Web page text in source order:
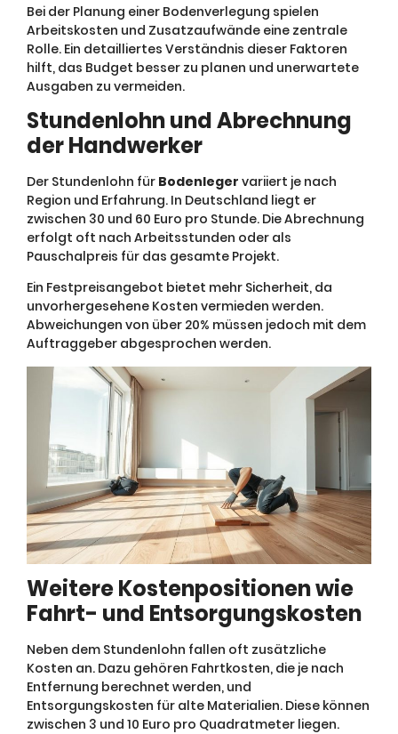
Bei der Planung einer Bodenverlegung spielen
Arbeitskosten und Zusatzaufwände eine zentrale
Rolle. Ein detailliertes Verständnis dieser Faktoren
hilft, das Budget besser zu planen und unerwartete
Ausgaben zu vermeiden.
Stundenlohn und Abrechnung
der Handwerker
Der Stundenlohn für Bodenleger variiert je nach
Region und Erfahrung. In Deutschland liegt er
zwischen 30 und 60 Euro pro Stunde. Die Abrechnung
erfolgt oft nach Arbeitsstunden oder als
Pauschalpreis für das gesamte Projekt.
Ein Festpreisangebot bietet mehr Sicherheit, da
unvorhergesehene Kosten vermieden werden.
Abweichungen von über 20% müssen jedoch mit dem
Auftraggeber abgesprochen werden.
Weitere Kostenpositionen wie
Fahrt- und Entsorgungskosten
Neben dem Stundenlohn fallen oft zusätzliche
Kosten an. Dazu gehören Fahrtkosten, die je nach
Entfernung berechnet werden, und
Entsorgungskosten für alte Materialien. Diese können
zwischen 3 und 10 Euro pro Quadratmeter liegen.